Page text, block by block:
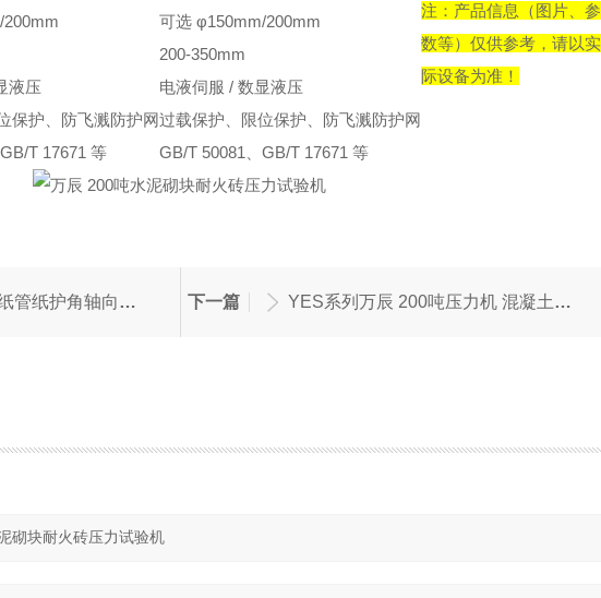
可选 φ150mm/200mm
200-350mm
液压
电液伺服 / 数显液压
保护、防飞溅防护网过载保护、限位保护、防飞溅防护网
T 17671 等 GB/T 50081、GB/T 17671 等
注：产品信息（图片、参
数等）仅供参考，请以实
际设备为准！
角轴向抗压试验机 下一篇 YES系列万辰 200吨压力机 混凝土建材检测设备